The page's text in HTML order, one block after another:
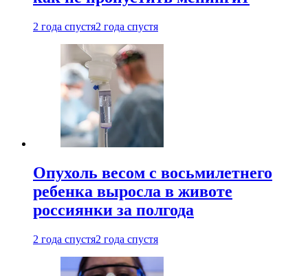
2 года спустя2 года спустя
Опухоль весом с восьмилетнего
ребенка выросла в животе
россиянки за полгода
2 года спустя2 года спустя